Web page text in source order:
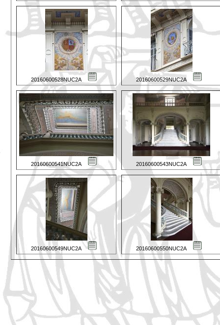
20160600528NUC2A 20160600529NUC2A
20160600541NUC2A 20160600543NUC2A
20160600549NUC2A 20160600550NUC2A